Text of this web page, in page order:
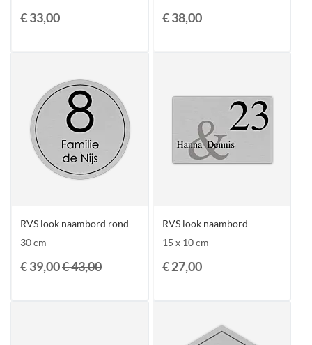
€ 33,00 € 38,00
RVS look naambord rond
30 cm
€ 39,00€ 43,00
RVS look naambord
15 x 10 cm
€ 27,00